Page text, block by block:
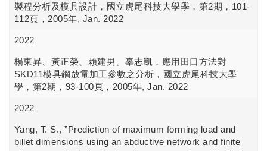
製程分析及模具設計，國立虎尾科技大學學，第2期，101-
112頁，2005年, Jan. 2022
2022
楊東昇、黃正榮、賴建男、辜志凱，應用田口方法對
SKD11模具鋼放電加工參數之分析，國立虎尾科技大學
學，第2期，93-100頁，2005年, Jan. 2022
2022
Yang, T. S., ”Prediction of maximum forming load and
billet dimensions using an abductive network and finite